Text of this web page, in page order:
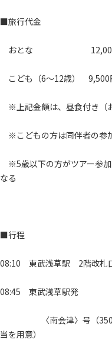
■旅行代金
おとな 12,000
こども（6～12歳） 9,500
※上記金額は、昼食付き（
※こどもの方は同伴者の参
※5歳以下の方がツアー参加
なる
■行程
08:10 東武浅草駅 2階改札
08:45 東武浅草駅発
〈南会津〉号（350系
当を用意）